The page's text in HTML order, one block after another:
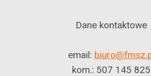
Dane kontaktowe
email:
kom.: 507 145 825